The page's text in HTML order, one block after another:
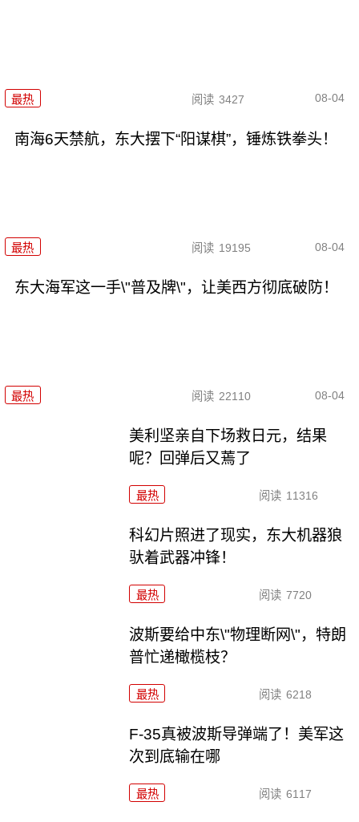
最热 阅读 3427 08-04
南海6天禁航，东大摆下“阳谋棋”，锤炼铁拳头！
最热 阅读 19195 08-04
东大海军这一手\"普及牌\"，让美西方彻底破防！
最热 阅读 22110 08-04
美利坚亲自下场救日元，结果
呢？回弹后又蔫了
最热 阅读 11316
科幻片照进了现实，东大机器狼
驮着武器冲锋！
最热 阅读 7720
波斯要给中东\"物理断网\"，特朗
普忙递橄榄枝？
最热 阅读 6218
F-35真被波斯导弹端了！美军这
次到底输在哪
最热 阅读 6117